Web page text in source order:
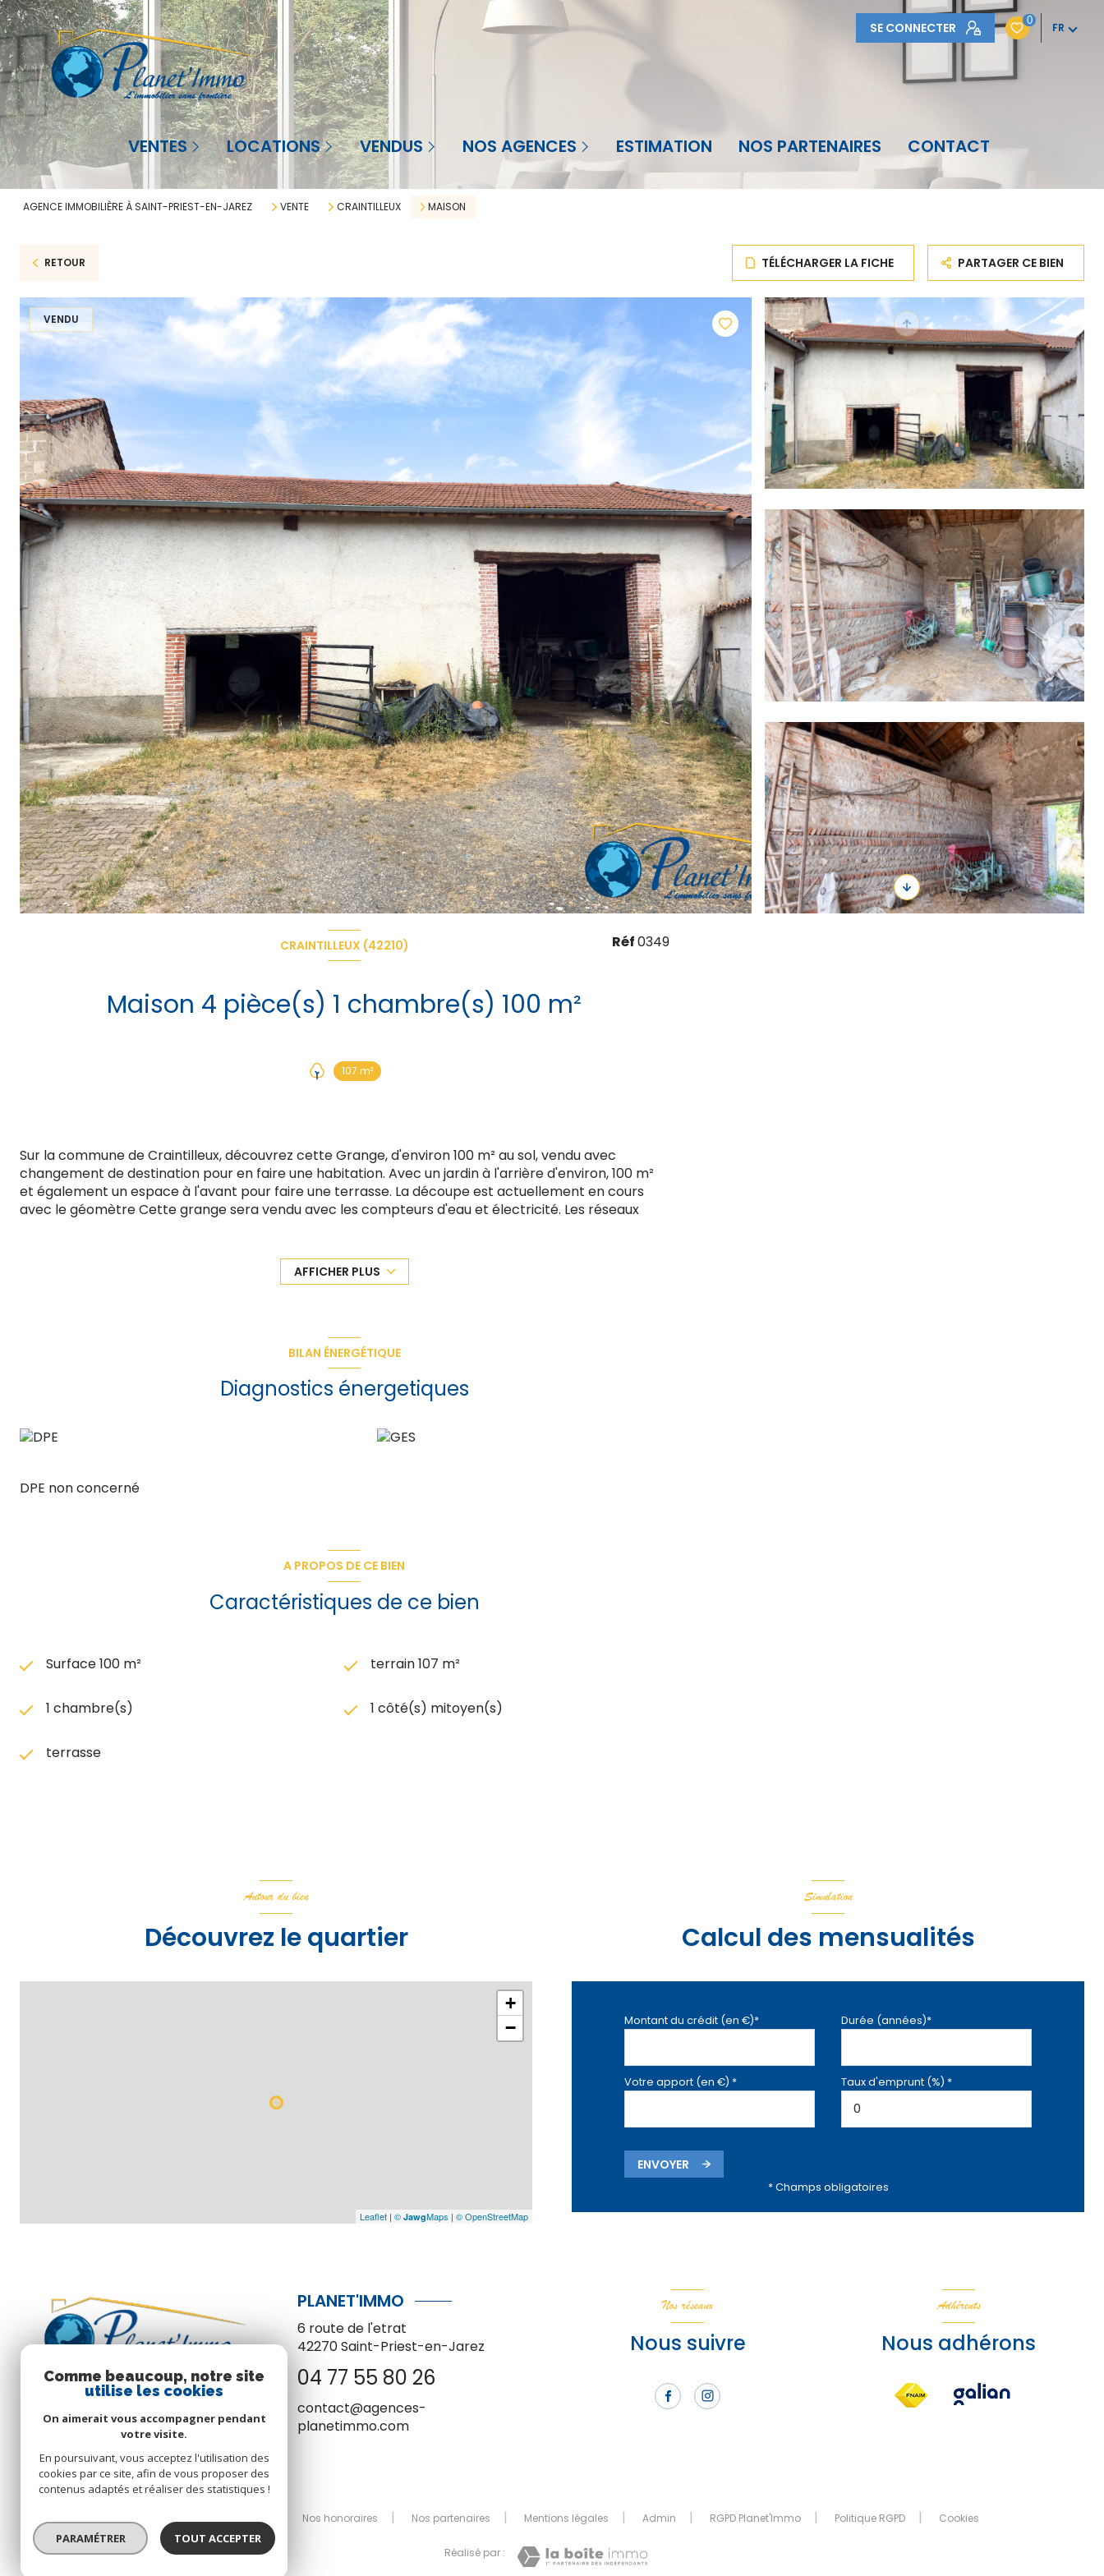
SE CONNECTER 0
FR
VENTES
Agence à St-Priest-en-Jarez
Agence à La Réunion
LOCATIONS
Saint-Priest-en-Jarez
La Réunion
VENDUS
Saint-Priest-en-Jarez
La Réunion
NOS AGENCES
Agence à La Réunion
Agence en Martinique
ESTIMATION NOS PARTENAIRES CONTACT
AGENCE IMMOBILIÈRE À SAINT-PRIEST-EN-JAREZ VENTE CRAINTILLEUX MAISON
RETOUR TÉLÉCHARGER LA FICHE PARTAGER CE BIEN
VENDU
CRAINTILLEUX (42210)
Maison 4 pièce(s) 1 chambre(s) 100 m²
107 m²
Réf0349
Sur la commune de Craintilleux, découvrez cette Grange, d'environ 100 m² au sol, vendu avec
changement de destination pour en faire une habitation. Avec un jardin à l'arrière d'environ, 100 m²
et également un espace à l'avant pour faire une terrasse. La découpe est actuellement en cours
avec le géomètre Cette grange sera vendu avec les compteurs d'eau et électricité. Les réseaux
AFFICHER PLUS
BILAN ÉNERGÉTIQUE
Diagnostics énergetiques
DPE non concerné
A PROPOS DE CE BIEN
Caractéristiques de ce bien
Surface 100 m² terrain 107 m²
1 chambre(s) 1 côté(s) mitoyen(s)
terrasse
Autour du bien
Découvrez le quartier
+
−
Leaflet | © JawgMaps | © OpenStreetMap
Simulation
Calcul des mensualités
Montant du crédit (en €)* Durée (années)*
Votre apport (en €) * Taux d'emprunt (%) *
ENVOYER
* Champs obligatoires
PLANET'IMMO
6 route de l'etrat
42270Saint-Priest-en-Jarez
04 77 55 80 26
contact@agences-
planetimmo.com
Nos réseaux
Nous suivre
Adhérents
Nous adhérons
Nos honoraires Nos partenaires Mentions légales Admin RGPD Planet'Immo Politique RGPD Cookies
Réalisé par :
Comme beaucoup, notre site
utilise les cookies
On aimerait vous accompagner pendant
votre visite.
En poursuivant, vous acceptez l'utilisation des
cookies par ce site, afin de vous proposer des
contenus adaptés et réaliser des statistiques !
PARAMÉTRER TOUT ACCEPTER